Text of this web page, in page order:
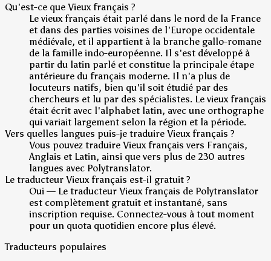
Qu'est-ce que Vieux français ?
Le vieux français était parlé dans le nord de la France
et dans des parties voisines de l'Europe occidentale
médiévale, et il appartient à la branche gallo-romane
de la famille indo-européenne. Il s'est développé à
partir du latin parlé et constitue la principale étape
antérieure du français moderne. Il n'a plus de
locuteurs natifs, bien qu'il soit étudié par des
chercheurs et lu par des spécialistes. Le vieux français
était écrit avec l'alphabet latin, avec une orthographe
qui variait largement selon la région et la période.
Vers quelles langues puis-je traduire Vieux français ?
Vous pouvez traduire Vieux français vers Français,
Anglais et Latin, ainsi que vers plus de 230 autres
langues avec Polytranslator.
Le traducteur Vieux français est-il gratuit ?
Oui — Le traducteur Vieux français de Polytranslator
est complètement gratuit et instantané, sans
inscription requise. Connectez-vous à tout moment
pour un quota quotidien encore plus élevé.
Traducteurs populaires